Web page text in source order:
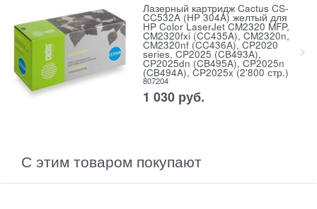
Лазерный картридж Cactus CS-
CC532A (HP 304A) желтый для
HP Color LaserJet CM2320 MFP,
CM2320fxi (CC435A), CM2320n,
CM2320nf (CC436A), CP2020
series, CP2025 (CB493A),
CP2025dn (CB495A), CP2025n
(CB494A), CP2025x (2'800 стр.)
807204
1 030 руб.
С этим товаром покупают